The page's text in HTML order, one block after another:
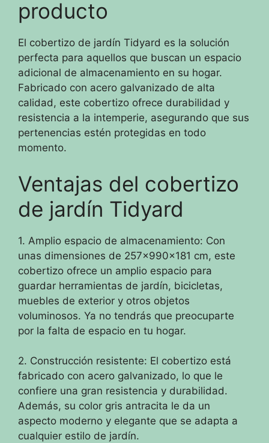
producto
El cobertizo de jardín Tidyard es la solución
perfecta para aquellos que buscan un espacio
adicional de almacenamiento en su hogar.
Fabricado con acero galvanizado de alta
calidad, este cobertizo ofrece durabilidad y
resistencia a la intemperie, asegurando que sus
pertenencias estén protegidas en todo
momento.
Ventajas del cobertizo
de jardín Tidyard
1. Amplio espacio de almacenamiento: Con
unas dimensiones de 257x990x181 cm, este
cobertizo ofrece un amplio espacio para
guardar herramientas de jardín, bicicletas,
muebles de exterior y otros objetos
voluminosos. Ya no tendrás que preocuparte
por la falta de espacio en tu hogar.
2. Construcción resistente: El cobertizo está
fabricado con acero galvanizado, lo que le
confiere una gran resistencia y durabilidad.
Además, su color gris antracita le da un
aspecto moderno y elegante que se adapta a
cualquier estilo de jardín.